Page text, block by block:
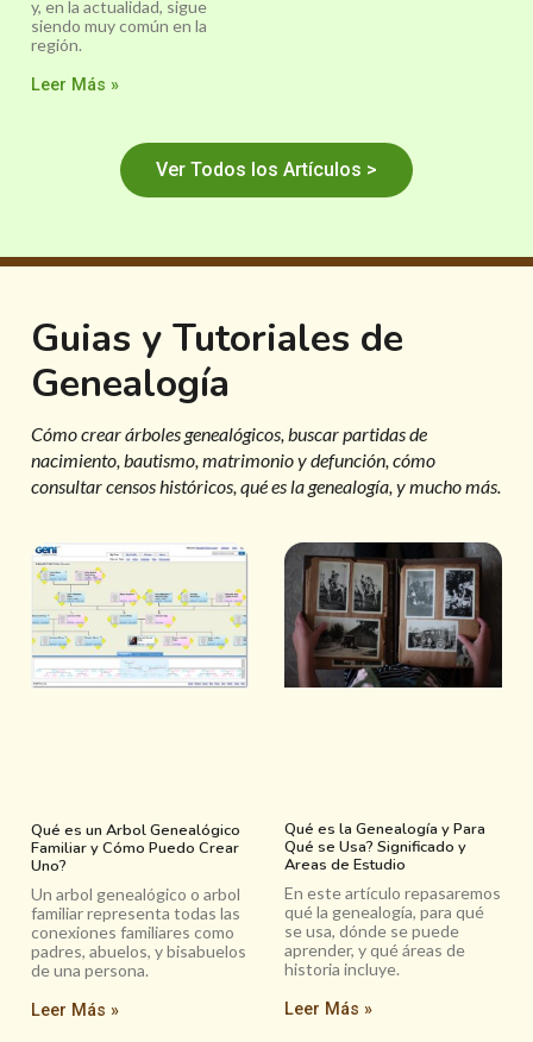
y, en la actualidad, sigue
siendo muy común en la
región.
Leer Más »
Ver Todos los Artículos >
Guias y Tutoriales de
Genealogía
Cómo crear árboles genealógicos, buscar partidas de
nacimiento, bautismo, matrimonio y defunción, cómo
consultar censos históricos, qué es la genealogía, y mucho más.
Qué es un Arbol Genealógico
Familiar y Cómo Puedo Crear
Uno?
Un arbol genealógico o arbol
familiar representa todas las
conexiones familiares como
padres, abuelos, y bisabuelos
de una persona.
Leer Más »
Qué es la Genealogía y Para
Qué se Usa? Significado y
Areas de Estudio
En este artículo repasaremos
qué la genealogía, para qué
se usa, dónde se puede
aprender, y qué áreas de
historia incluye.
Leer Más »